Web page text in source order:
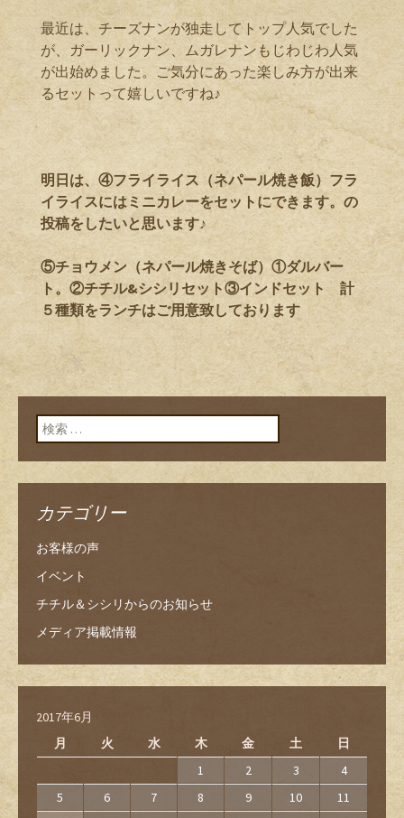
最近は、チーズナンが独走してトップ人気でした
が、ガーリックナン、ムガレナンもじわじわ人気
が出始めました。ご気分にあった楽しみ方が出来
るセットって嬉しいですね♪
明日は、④フライライス（ネパール焼き飯）フラ
イライスにはミニカレーをセットにできます。の
投稿をしたいと思います♪
⑤チョウメン（ネパール焼きそば）①ダルバー
ト。②チチル&シシリセット③インドセット 計
５種類をランチはご用意致しております
検索:
カテゴリー
お客様の声
イベント
チチル＆シシリからのお知らせ
メディア掲載情報
2017年6月
月
火 水 木 金 土
日
1
2 3
4
5
6 7 8 9 10
11